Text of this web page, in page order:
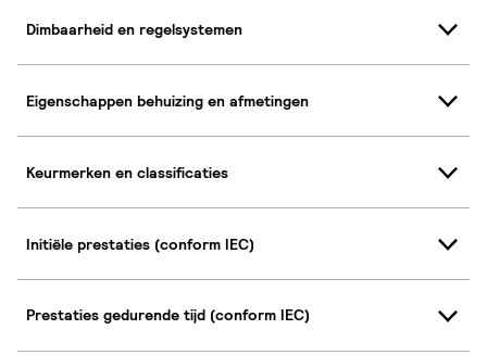
Dimbaarheid en regelsystemen
Eigenschappen behuizing en afmetingen
Keurmerken en classificaties
Initiële prestaties (conform IEC)
Prestaties gedurende tijd (conform IEC)